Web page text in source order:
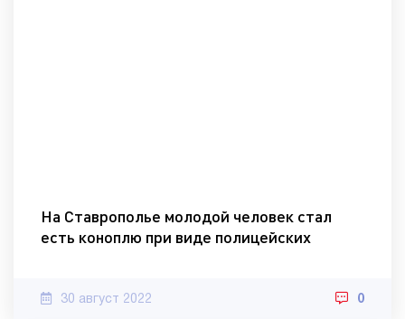
На Ставрополье молодой человек стал
есть коноплю при виде полицейских
30 август 2022 0